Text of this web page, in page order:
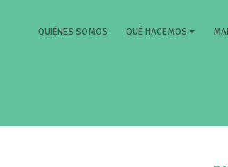
QUIÉNES SOMOS (CURRENT)
QUÉ HACEMOS